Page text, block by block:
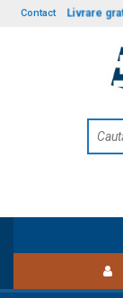
Contact Livrare